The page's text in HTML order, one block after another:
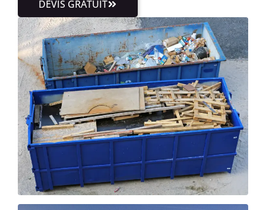
DEVIS GRATUIT